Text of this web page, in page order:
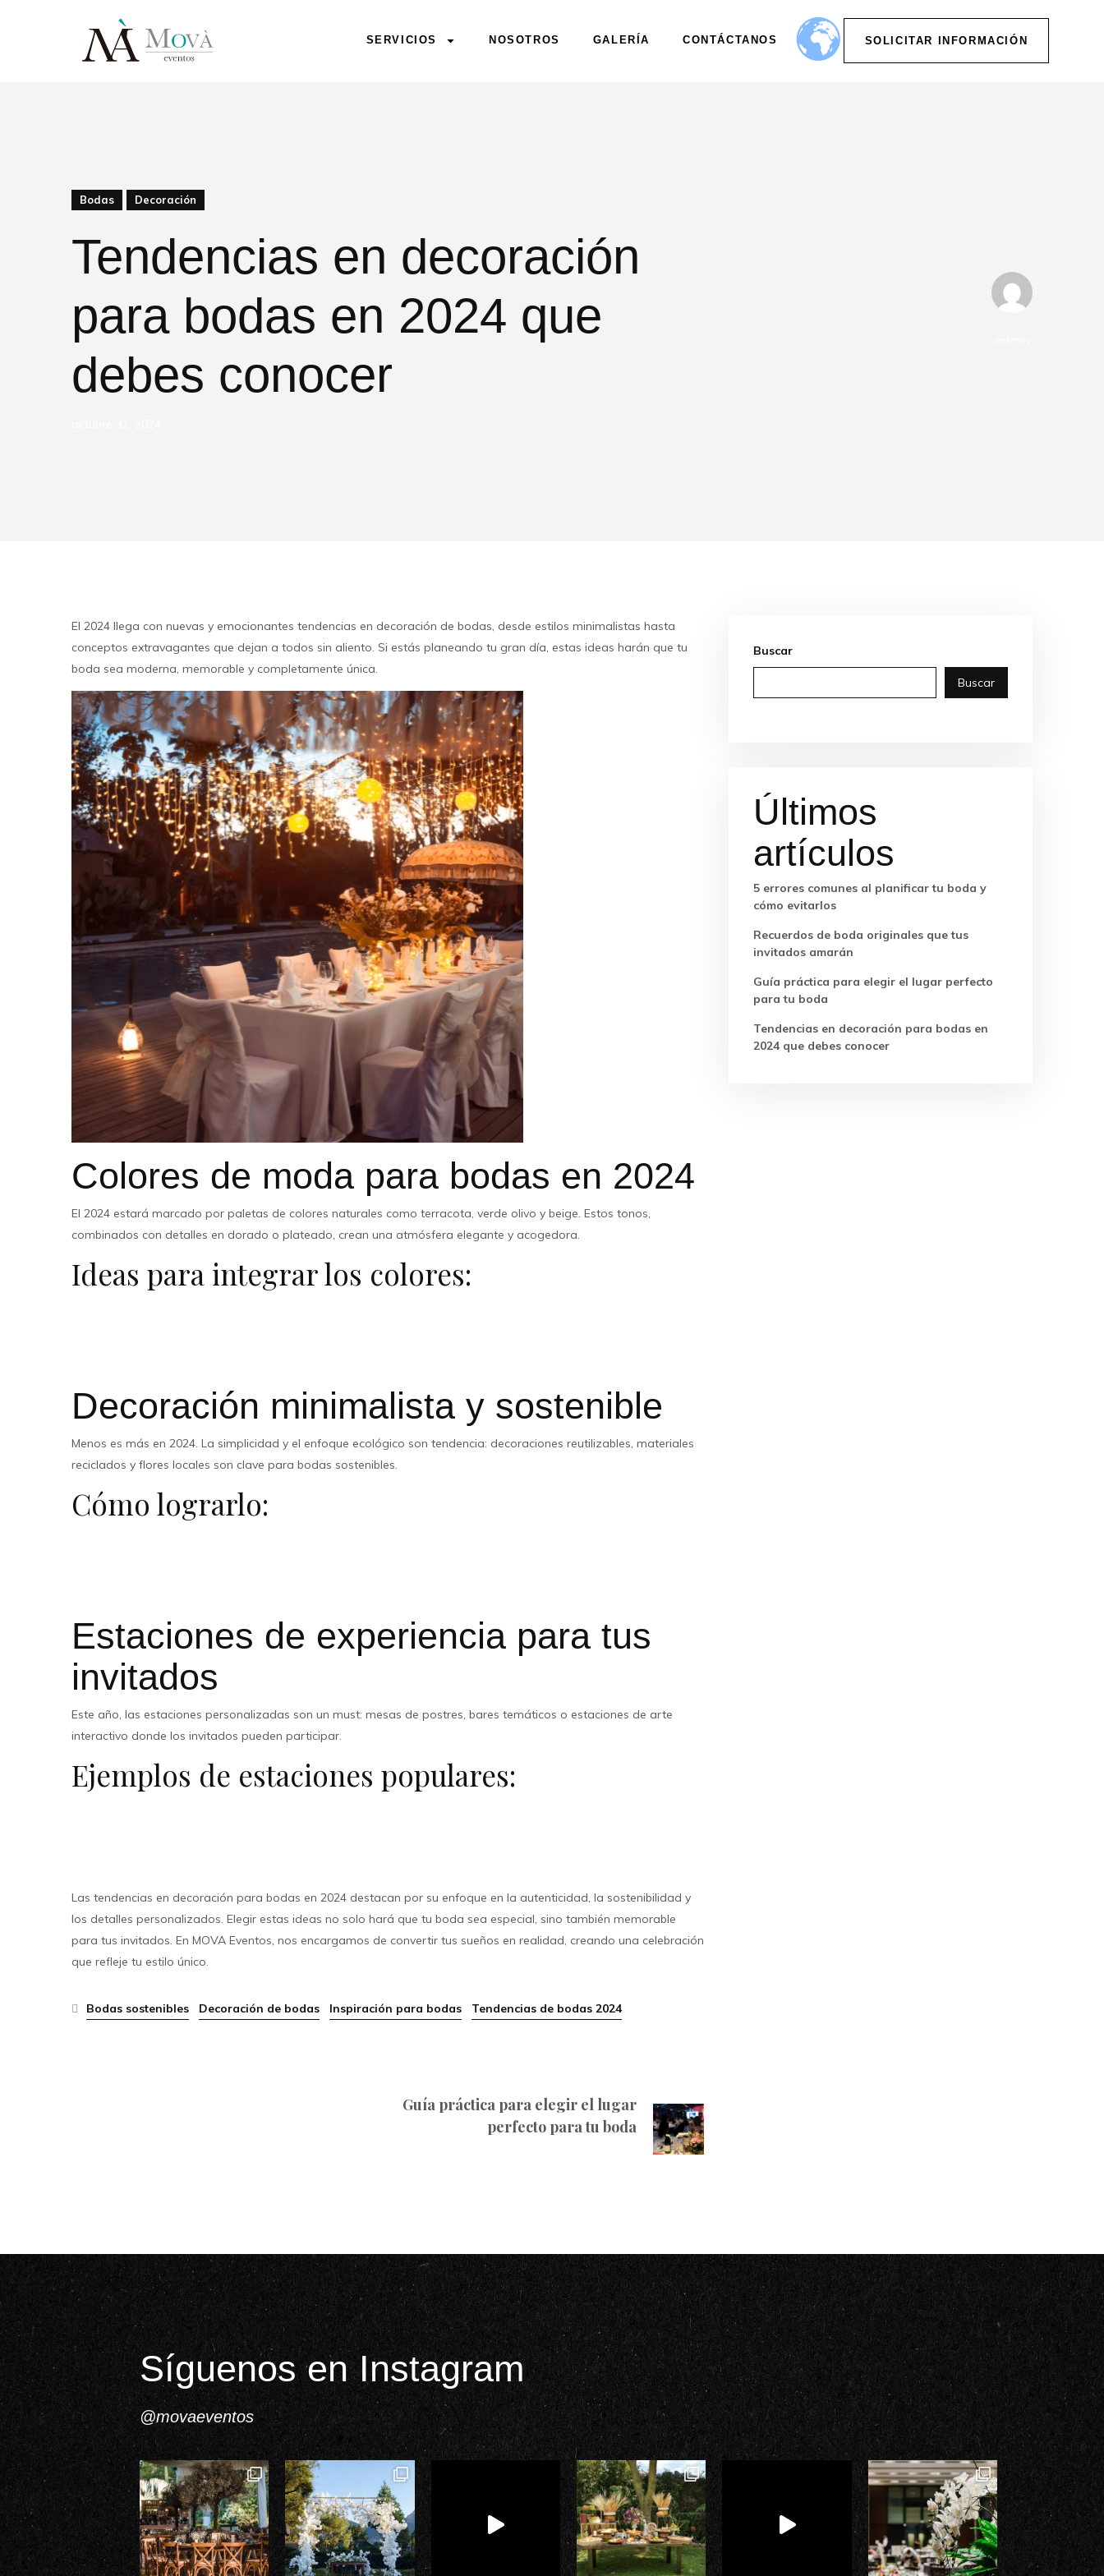
SERVICIOS NOSOTROS GALERÍA CONTÁCTANOS SOLICITAR INFORMACIÓN
Bodas Decoración
Tendencias en decoración
para bodas en 2024 que
debes conocer
El 2024 llega con nuevas y emocionantes tendencias en decoración de bodas, desde estilos minimalistas hasta
conceptos extravagantes que dejan a todos sin aliento. Si estás planeando tu gran día, estas ideas harán que tu
boda sea moderna, memorable y completamente única.
Colores de moda para bodas en 2024
El 2024 estará marcado por paletas de colores naturales como terracota, verde olivo y beige. Estos tonos,
combinados con detalles en dorado o plateado, crean una atmósfera elegante y acogedora.
Ideas para integrar los colores:
Decoración minimalista y sostenible
Menos es más en 2024. La simplicidad y el enfoque ecológico son tendencia: decoraciones reutilizables, materiales
reciclados y flores locales son clave para bodas sostenibles.
Cómo lograrlo:
Estaciones de experiencia para tus
invitados
Este año, las estaciones personalizadas son un must: mesas de postres, bares temáticos o estaciones de arte
interactivo donde los invitados pueden participar.
Ejemplos de estaciones populares:
Las tendencias en decoración para bodas en 2024 destacan por su enfoque en la autenticidad, la sostenibilidad y
los detalles personalizados. Elegir estas ideas no solo hará que tu boda sea especial, sino también memorable
para tus invitados. En MOVA Eventos, nos encargamos de convertir tus sueños en realidad, creando una celebración
que refleje tu estilo único.
Bodas sostenibles Decoración de bodas Inspiración para bodas Tendencias de bodas 2024
Guía práctica para elegir el lugar
perfecto para tu boda
Buscar
Buscar
Últimos
artículos
5 errores comunes al planificar tu boda y
cómo evitarlos
Recuerdos de boda originales que tus
invitados amarán
Guía práctica para elegir el lugar perfecto
para tu boda
Tendencias en decoración para bodas en
2024 que debes conocer
Síguenos en Instagram
@movaeventos